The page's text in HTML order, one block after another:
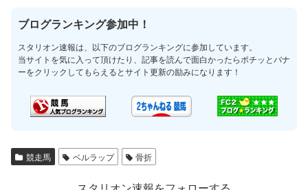
ブログランキング参加中！
スタリオン速報は、以下のブログランキングに参加しています。
当サイトを気に入って頂けたり、記事を読んで面白かったらポチッとバナ
ーをクリックしてもらえるとサイト更新の励みになります！
競走馬 ベルラップ 骨折